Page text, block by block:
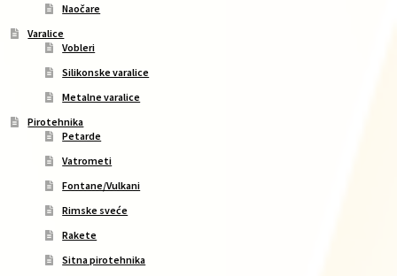
Naočare
Varalice
Vobleri
Silikonske varalice
Metalne varalice
Pirotehnika
Petarde
Vatrometi
Fontane/Vulkani
Rimske sveće
Rakete
Sitna pirotehnika